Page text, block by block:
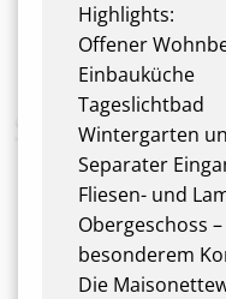
Highlights:
Offener
Einbauküche
Tageslichtbad
Wintergarten
Separater
Fliesen- und
Obergeschoss
besonderem
Die